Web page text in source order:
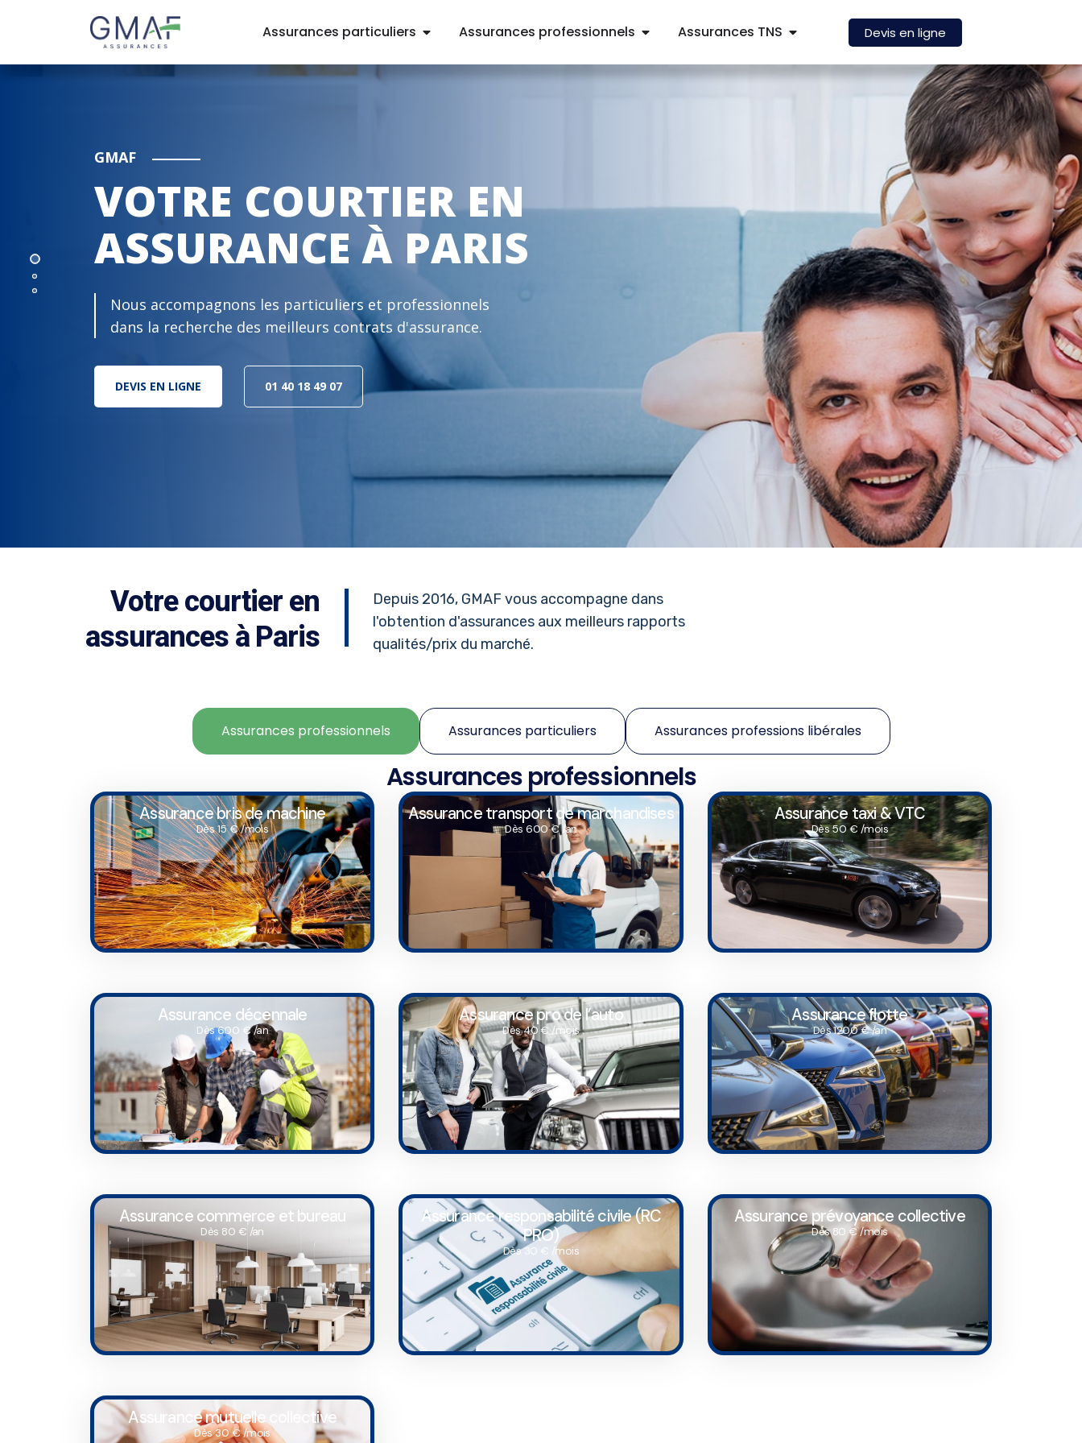
Assurances particuliers Assurances professionnels Assurances TNS Devis en ligne
GMAF
VOTRE COURTIER EN
ASSURANCE À PARIS
Nous accompagnons les particuliers et professionnels
dans la recherche des meilleurs contrats d'assurance.
01 40 18 49 07
DEVIS EN LIGNE
Votre courtier en
assurances à Paris
Depuis 2016, GMAF vous accompagne dans
l'obtention d'assurances aux meilleurs rapports
qualités/prix du marché.
Assurances professionnels Assurances particuliers Assurances professions libérales
Assurances professionnels
Assurance bris de machine
Dès 15 € /mois
Assurance transport de marchandises
Dès 600 € /an
Assurance taxi & VTC
Dès 50 € /mois
Assurance décennale
Dès 600 € /an
Assurance pro de l’auto
Dès 40 € /mois
Assurance flotte
Dès 1200 € /an
Assurance commerce et bureau
Dès 80 € /an
Assurance responsabilité civile (RC
PRO)
Dès 30 € /mois
Assurance prévoyance collective
Dès 80 € /mois
Assurance mutuelle collective
Dès 30 € /mois